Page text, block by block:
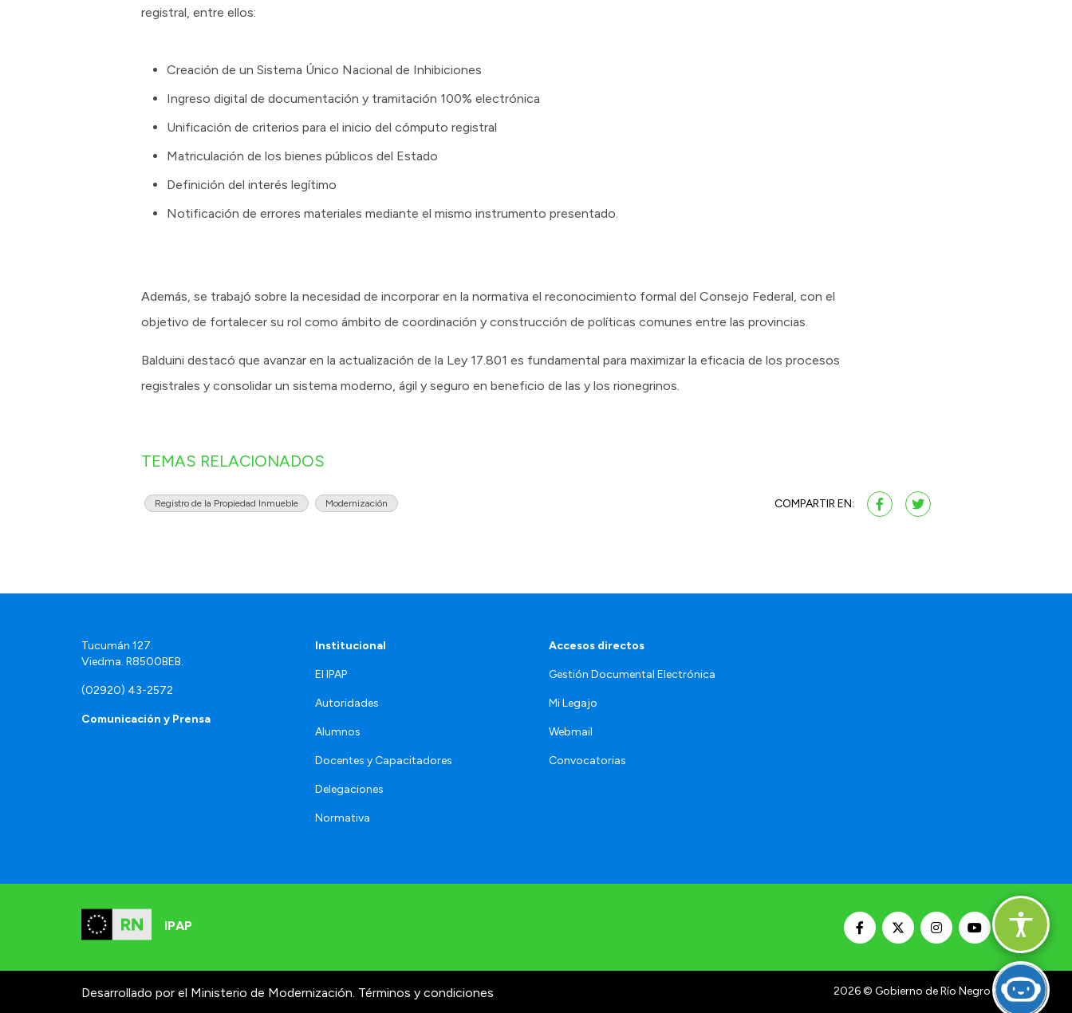
registral, entre ellos:
Creación de un Sistema Único Nacional de Inhibiciones
Ingreso digital de documentación y tramitación 100% electrónica
Unificación de criterios para el inicio del cómputo registral
Matriculación de los bienes públicos del Estado
Definición del interés legítimo
Notificación de errores materiales mediante el mismo instrumento presentado.
Además, se trabajó sobre la necesidad de incorporar en la normativa el reconocimiento formal del Consejo Federal, con el
objetivo de fortalecer su rol como ámbito de coordinación y construcción de políticas comunes entre las provincias.
Balduini destacó que avanzar en la actualización de la Ley 17.801 es fundamental para maximizar la eficacia de los procesos
registrales y consolidar un sistema moderno, ágil y seguro en beneficio de las y los rionegrinos.
TEMAS RELACIONADOS
Registro de la Propiedad Inmueble Modernización COMPARTIR EN:
Tucumán 127.
Viedma. R8500BEB.
(02920) 43-2572
Comunicación y Prensa
Institucional
El IPAP
Autoridades
Alumnos
Docentes y Capacitadores
Delegaciones
Normativa
Accesos directos
Gestión Documental Electrónica
Mi Legajo
Webmail
Convocatorias
IPAP
Desarrollado por el Ministerio de Modernización. Términos y condiciones 2026© Gobierno de Río Negro